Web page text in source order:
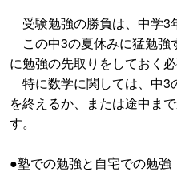
受験勉強の勝負は、中学3
この中3の夏休みに猛勉強
に勉強の先取りをしておく必
特に数学に関しては、中3
を終えるか、または途中ま
す。
●塾での勉強と自宅での勉強